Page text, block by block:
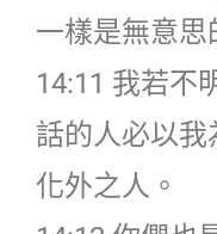
一樣是無意思
14:11 我若不
話的人必以
化外之人。